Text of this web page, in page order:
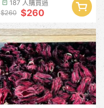
187 人購買過
$260 $260